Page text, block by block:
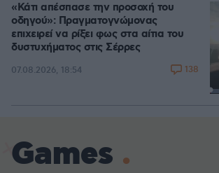
«Κάτι απέσπασε την προσοχή του
οδηγού»: Πραγματογνώμονας
επιχειρεί να ρίξει φως στα αίτια του
δυστυχήματος στις Σέρρες
07.08.2026, 18:54 138
Games